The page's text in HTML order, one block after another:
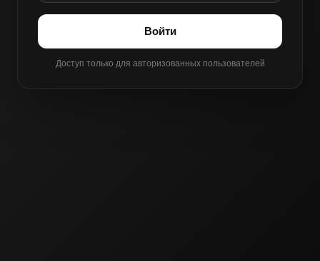
Войти
Доступ только для авторизованных пользователей